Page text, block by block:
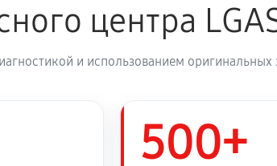
810 руб
центра
и использованием оригинальных
500+